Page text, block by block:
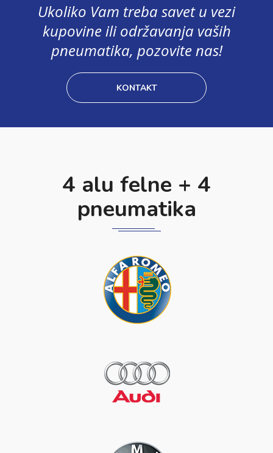
Ukoliko Vam treba savet u vezi
kupovine ili održavanja vaših
pneumatika, pozovite nas!
KONTAKT
4 alu felne + 4
pneumatika